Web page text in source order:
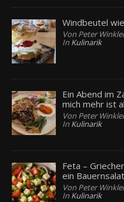
Windbeutel
Von Peter
In Kulinarik
Ein Abend im
mich mehr ist
Von Peter
In Kulinarik
Feta –
ein
Von Peter
In Kulinarik